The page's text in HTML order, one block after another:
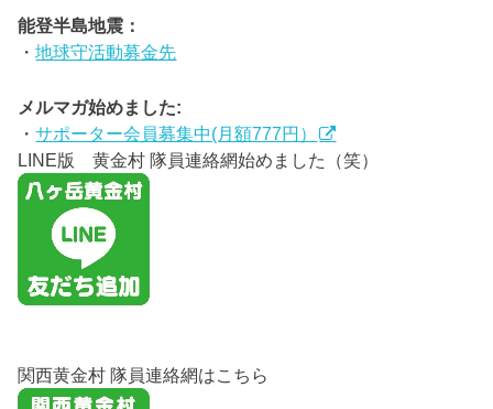
能登半島地震：
・地球守活動募金先
メルマガ始めました:
・サポーター会員募集中(月額777円）
LINE版 黄金村 隊員連絡網始めました（笑）
関西黄金村 隊員連絡網はこちら